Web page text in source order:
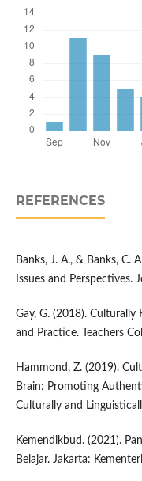
REFERENCES
Banks, J. A., & Banks,
Issues and Perspectives.
Gay, G. (2018). Culturally
and Practice. Teachers
Hammond, Z. (2019).
Brain: Promoting
Culturally and
Kemendikbud. (2021).
Belajar. Jakarta: